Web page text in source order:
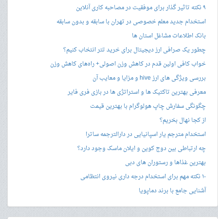
۹ نکته تاثیر گذار برای موفقیت در مصاحبه کاری آنلاین
استخدام جدید معلم خصوصی در تهران با سابقه و بدون سابقه
بانک اطلاعات مشاغل استان ها
چطور یک صرافی ارز دیجیتال برای خرید تتر انتخاب کنیم؟
خواب کافی اولین قدم در کاهش وزن اصولی+ راه‌های کاهش وزن
بررسی ویژگی های ارز hive و مزایا و معایب آن
معرفی بهترین تاکتیک ها و استراتژی ها در بازی فری فایر
چگونگی سفارش چاپ هولوگرام با بهترین قیمت
از کجا نهال بخریم؟
استخدام مترجم یار اسپانیایی در دارالترجمه ساترا
چه ارتباطی بین دوج کوین و ایلان ماسک وجود دارد؟
بهترین غذاها و رستوران های دبی
۱۰ نکته مهم برای استخدام درجه داری نیروی انتظامی
آشنایی جامع با برند دماپویا